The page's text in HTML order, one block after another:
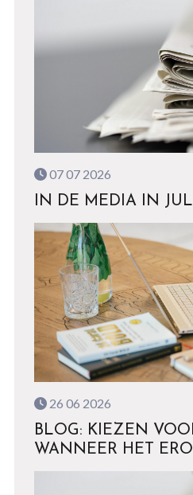
07 07 2026
IN DE MEDIA IN
26 06 2026
BLOG: KIEZEN
WANNEER HET